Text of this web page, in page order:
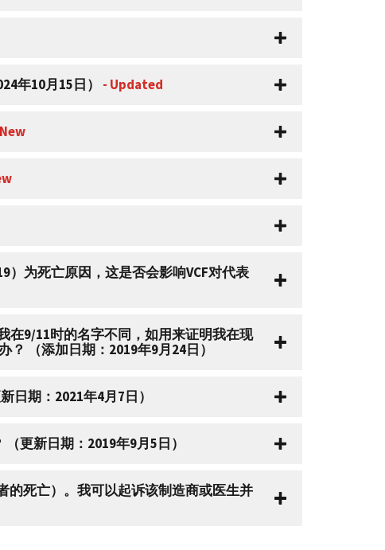
年10月15日） - Updated
）为死亡原因，这是否会影响VCF对代表
在9/11时的名字不同，如用来证明我在现
（添加日期：2019年9月24日）
日期：2021年4月7日）
更新日期：2019年9月5日）